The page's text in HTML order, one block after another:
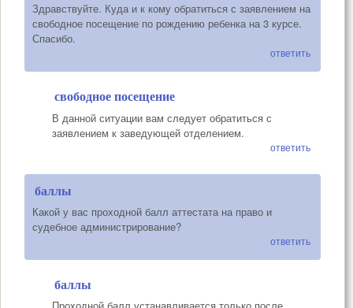
Здравствуйте. Куда и к кому обратиться с заявлением на
свободное посещение по рождению ребенка на 3 курсе.
Спасибо.
ответить
свободное посещение
В данной ситуации вам следует обратиться с
заявлением к заведующей отделением.
ответить
баллы
Какой у вас проходной балл аттестата на право и
судебное администрирование?
ответить
баллы